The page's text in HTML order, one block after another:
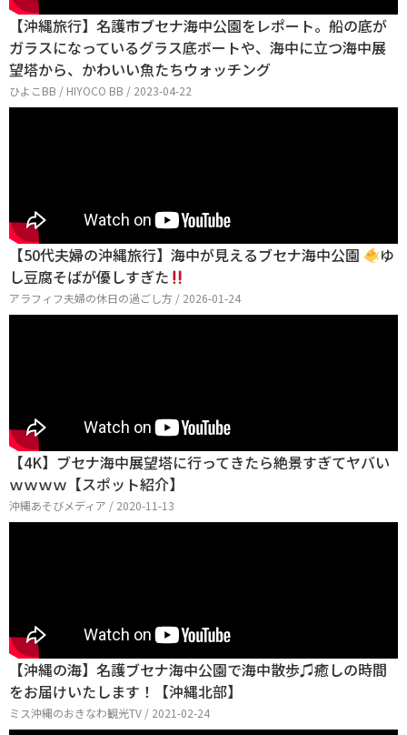
【沖縄旅行】名護市ブセナ海中公園をレポート。船の底が
ガラスになっているグラス底ボートや、海中に立つ海中展
望塔から、かわいい魚たちウォッチング
ひよこBB / HIYOCO BB / 2023-04-22
【50代夫婦の沖縄旅行】海中が見えるブセナ海中公園
ゆ
し豆腐そばが優しすぎた
アラフィフ夫婦の休日の過ごし方 / 2026-01-24
【4K】ブセナ海中展望塔に行ってきたら絶景すぎてヤバい
ｗｗｗｗ【スポット紹介】
沖縄あそびメディア / 2020-11-13
【沖縄の海】名護ブセナ海中公園で海中散歩♫癒しの時間
をお届けいたします！【沖縄北部】
ミス沖縄のおきなわ観光TV / 2021-02-24